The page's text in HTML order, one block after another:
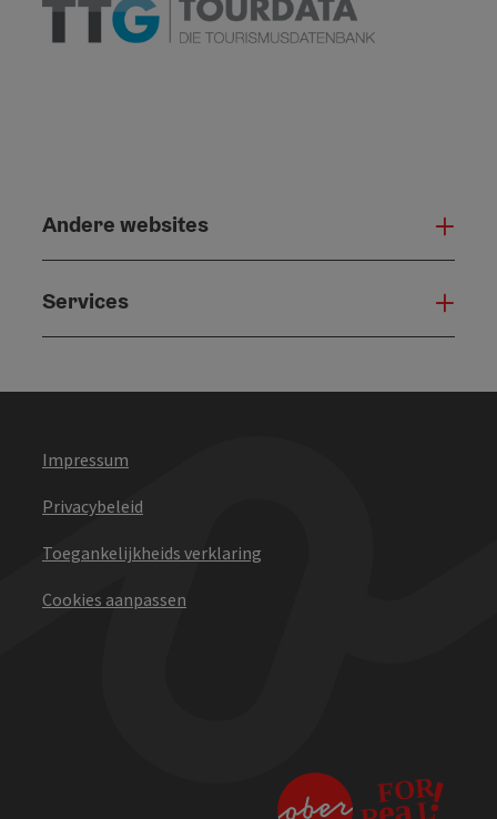
Andere websites
Services
Impressum
Privacybeleid
Toegankelijkheids verklaring
Cookies aanpassen